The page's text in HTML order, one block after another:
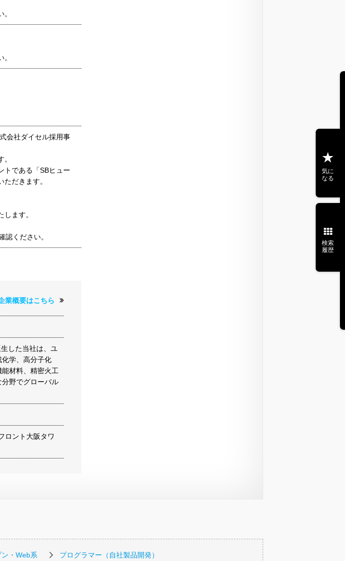
会社ダイセル採用事
トである「SBヒュー
だきます。
ます。
認ください。
業概要はこちら
した当社は、ユ
学、高分子化
材料、精密火工
野でグローバル
ロント大阪タワ
ン・Web系 プログラマー（自社製品開発）
気に
なる
検索
履歴